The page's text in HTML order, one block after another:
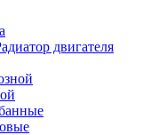
двигателя